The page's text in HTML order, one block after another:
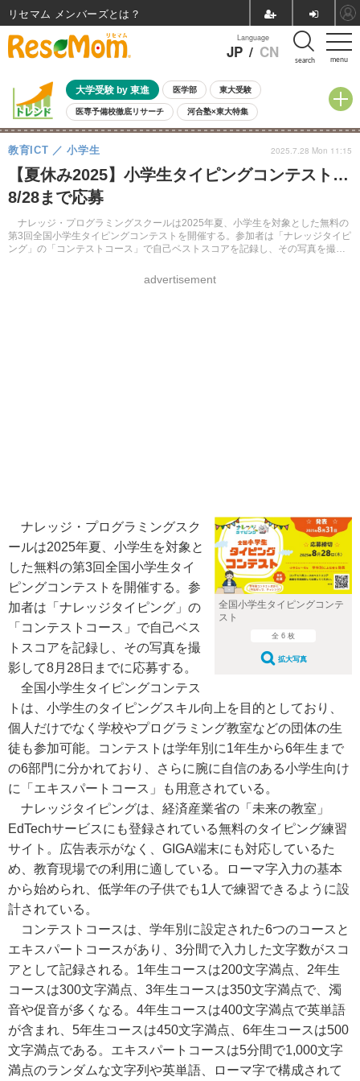
menu
Language
JP / CN search
大学受験 by 東進 医学部 東大受験
医専予備校徹底リサーチ 河合塾×東大特集
親子で考える大学選び 高校受験 中学受験 小学校受験
共通テスト 夏休み
8月開催イベント・WS 全国公立高校 過去問 人気記事
自由研究教材（小学生向け）
【夏休み2025】小学生タイピングコンテスト…
8/28まで応募
ナレッジ・プログラミングスクールは2025年夏、小学生を対象とした無料の
第3回全国小学生タイピングコンテストを開催する。参加者は「ナレッジタイピ
ング」の「コンテストコース」で自己ベストスコアを記録し、その写真を撮影
教育ICT 小学生
advertisement
2025.7.28 Mon 11:15
全国小学生タイピングコンテ
スト
全 6 枚
拡大写真
ナレッジ・プログラミングスク
ールは2025年夏、小学生を対象と
した無料の第3回全国小学生タイ
ピングコンテストを開催する。参
加者は「ナレッジタイピング」の
「コンテストコース」で自己ベス
トスコアを記録し、その写真を撮
影して8月28日までに応募する。
全国小学生タイピングコンテス
トは、小学生のタイピングスキル向上を目的としており、
個人だけでなく学校やプログラミング教室などの団体の生
徒も参加可能。コンテストは学年別に1年生から6年生まで
の6部門に分かれており、さらに腕に自信のある小学生向け
に「エキスパートコース」も用意されている。
ナレッジタイピングは、経済産業省の「未来の教室」
EdTechサービスにも登録されている無料のタイピング練習
サイト。広告表示がなく、GIGA端末にも対応しているた
め、教育現場での利用に適している。ローマ字入力の基本
から始められ、低学年の子供でも1人で練習できるように設
計されている。
コンテストコースは、学年別に設定された6つのコースと
エキスパートコースがあり、3分間で入力した文字数がスコ
アとして記録される。1年生コースは200文字満点、2年生
コースは300文字満点、3年生コースは350文字満点で、濁
音や促音が多くなる。4年生コースは400文字満点で英単語
が含まれ、5年生コースは450文字満点、6年生コースは500
文字満点である。エキスパートコースは5分間で1,000文字
満点のランダムな文字列や英単語、ローマ字で構成されて
リセマム メンバーズ